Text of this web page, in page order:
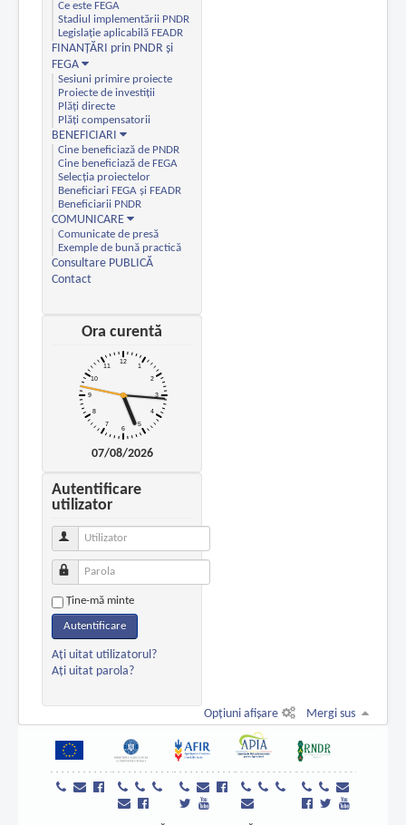
Ce este FEGA
Stadiul implementării PNDR
Legislație aplicabilă FEADR
FINANȚĂRI prin PNDR și
FEGA
Sesiuni primire proiecte
Proiecte de investiții
Plăți directe
Plăți compensatorii
BENEFICIARI
Cine beneficiază de PNDR
Cine beneficiază de FEGA
Selecția proiectelor
Beneficiari FEGA și FEADR
Beneficiarii PNDR
COMUNICARE
Comunicate de presă
Exemple de bună practică
Consultare PUBLICĂ
Contact
Ora curentă
07/08/2026
Autentificare
utilizator
Utilizator
Parola
Ţine-mă minte
Autentificare
Aţi uitat utilizatorul?
Aţi uitat parola?
Opțiuni afișare Mergi sus